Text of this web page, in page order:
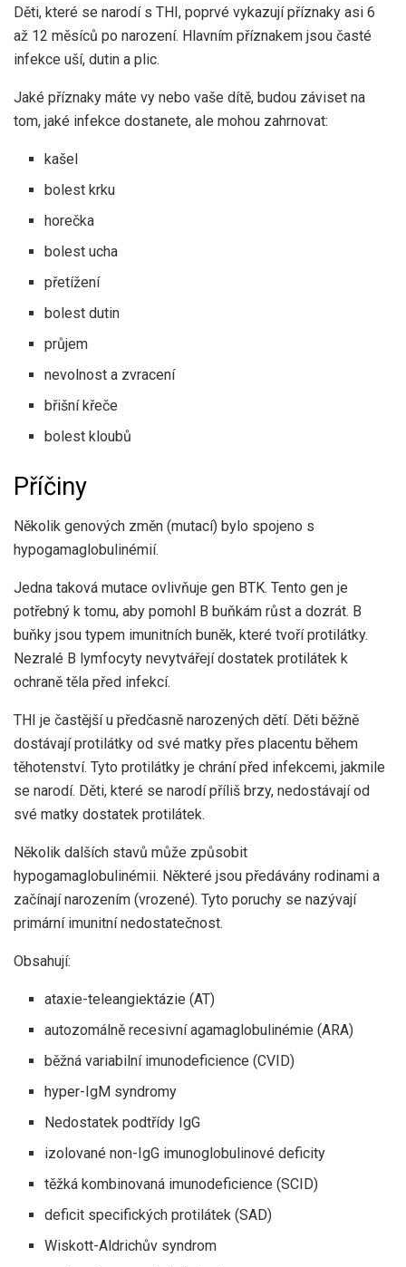
Děti, které se narodí s THI, poprvé vykazují příznaky asi 6
až 12 měsíců po narození. Hlavním příznakem jsou časté
infekce uší, dutin a plic.
Jaké příznaky máte vy nebo vaše dítě, budou záviset na
tom, jaké infekce dostanete, ale mohou zahrnovat:
kašel
bolest krku
horečka
bolest ucha
přetížení
bolest dutin
průjem
nevolnost a zvracení
břišní křeče
bolest kloubů
Příčiny
Několik genových změn (mutací) bylo spojeno s
hypogamaglobulinémií.
Jedna taková mutace ovlivňuje gen BTK. Tento gen je
potřebný k tomu, aby pomohl B buňkám růst a dozrát. B
buňky jsou typem imunitních buněk, které tvoří protilátky.
Nezralé B lymfocyty nevytvářejí dostatek protilátek k
ochraně těla před infekcí.
THI je častější u předčasně narozených dětí. Děti běžně
dostávají protilátky od své matky přes placentu během
těhotenství. Tyto protilátky je chrání před infekcemi, jakmile
se narodí. Děti, které se narodí příliš brzy, nedostávají od
své matky dostatek protilátek.
Několik dalších stavů může způsobit
hypogamaglobulinémii. Některé jsou předávány rodinami a
začínají narozením (vrozené). Tyto poruchy se nazývají
primární imunitní nedostatečnost.
Obsahují:
ataxie-teleangiektázie (AT)
autozomálně recesivní agamaglobulinémie (ARA)
běžná variabilní imunodeficience (CVID)
hyper-IgM syndromy
Nedostatek podtřídy IgG
izolované non-IgG imunoglobulinové deficity
těžká kombinovaná imunodeficience (SCID)
deficit specifických protilátek (SAD)
Wiskott-Aldrichův syndrom